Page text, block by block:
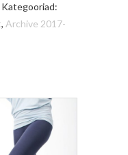
Kategooriad:
, Archive 2017-